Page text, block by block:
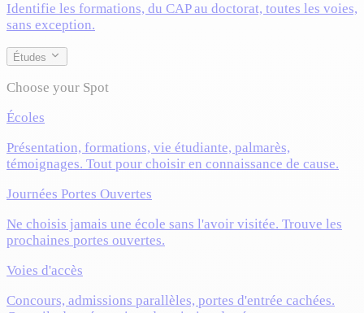
Identifie les formations, du CAP au doctorat, toutes les voies,
sans exception.
Études
Choose your Spot
Écoles
Présentation, formations, vie étudiante, palmarès,
témoignages. Tout pour choisir en connaissance de cause.
Journées Portes Ouvertes
Ne choisis jamais une école sans l'avoir visitée. Trouve les
prochaines portes ouvertes.
Voies d'accès
Concours, admissions parallèles, portes d'entrée cachées.